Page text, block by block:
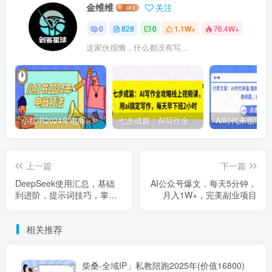
金维维 关注
0 828 0 1.1W+ 76.4W+
这家伙很懒，什么都没有写...
小红书2024年电商打法，手把手教你如何打爆小红书店铺 七步成篇：AI写作全攻略线上视频课，用ai搞定写作，每天早下班2小时
上一篇
DeepSeek使用汇总，基础
到进阶，提示词技巧，掌握
下一篇
AI公众号爆文，每天5分钟，
月入1W+，完美副业项目
相关推荐
柴桑-全域IP」私教陪跑2025年(价值16800)